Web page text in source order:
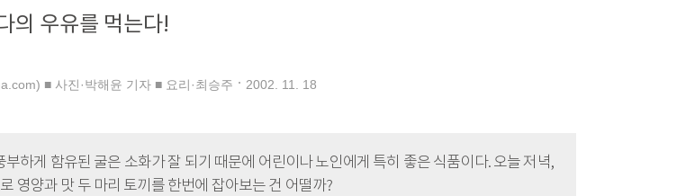
의 우유를 먹는다!
■ 사진·박해윤 기자 ■ 요리·최승주 2002. 11. 18
하게 함유된 굴은 소화가 잘 되기 때문에 어린이나 노인에게 특히 좋은 식품이다. 오늘 저녁,
영양과 맛 두 마리 토끼를 한번에 잡아보는 건 어떨까?